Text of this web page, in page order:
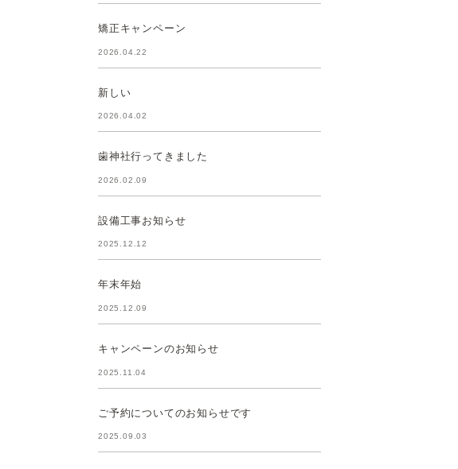
矯正キャンペーン
2026.04.22
新しい
2026.04.02
歯神社行ってきました
2026.02.09
設備工事お知らせ
2025.12.12
年末年始
2025.12.09
キャンペーンのお知らせ
2025.11.04
ご予約についてのお知らせです
2025.09.03